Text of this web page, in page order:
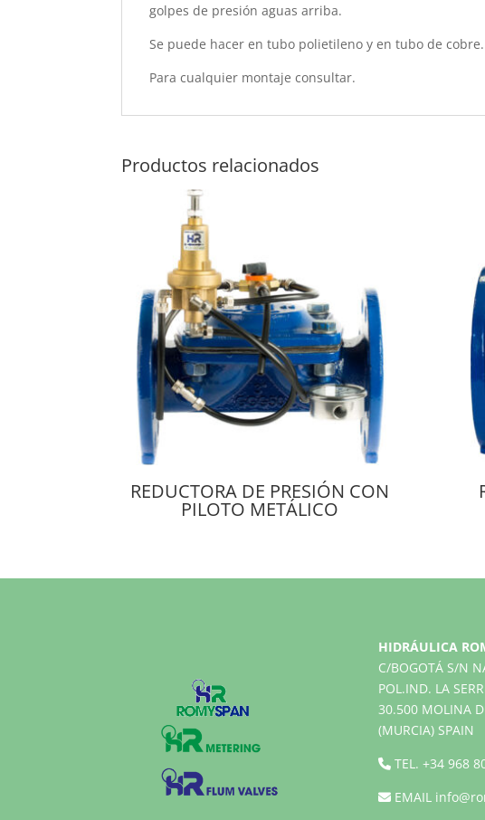
golpes de presión aguas arriba.
Se puede hacer en tubo polietileno y en tubo de cobre.
Para cualquier montaje consultar.
Productos relacionados
REDUCTORA DE PRESIÓN CON
PILOTO METÁLICO
HIDRÁULICA
C/BOGOTÁ S/N
POL.IND. LA
30.500 MOLINA
(MURCIA) SPAIN
TEL. +34 968
EMAIL